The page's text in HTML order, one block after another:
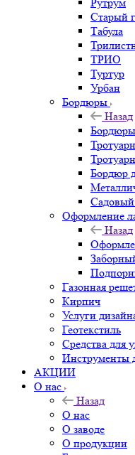
Старый
Табула
ТРИО
Туртур
Урбан
Бордюры
Назад
Бордюры
Бордюр
Оформление
Назад
Газонная
Кирпич
Услуги
Геотекстиль
Средства для
Инструменты
АКЦИИ
О нас
Назад
О нас
О заводе
О продукции